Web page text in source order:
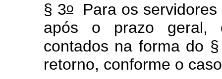
§ 3oPara os servidores
após o prazo geral,
contados na forma do
retorno, conforme o